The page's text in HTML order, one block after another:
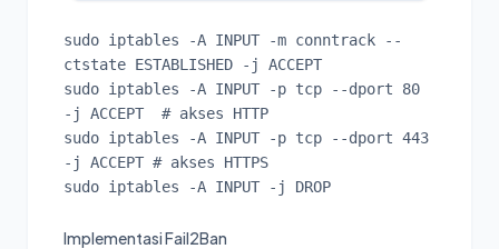
sudo iptables -A INPUT -m conntrack --
ctstate ESTABLISHED -j ACCEPT
sudo iptables -A INPUT -p tcp --dport 80
-j ACCEPT  # akses HTTP
sudo iptables -A INPUT -p tcp --dport 443
-j ACCEPT # akses HTTPS
Implementasi Fail2Ban